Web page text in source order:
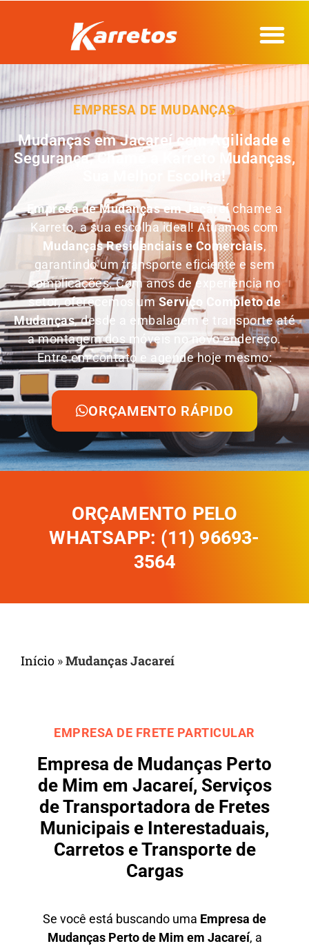
EMPRESA DE MUDANÇAS
Mudanças em Jacareí com Agilidade e
Segurança, Chame a Karreto Mudanças,
Sua Melhor Escolha!
Empresa de Mudanças emJacareíchame a
Karreto, a sua escolha ideal! Atuamos com
Mudanças Residenciais e Comerciais,
garantindo um transporte eficiente e sem
complicações. Com anos de experiência no
setor, oferecemos umServiço Completo de
Mudanças, desde a embalagem e transporte até
a montagem dos móveis no novo endereço.
Entre em contato e agende hoje mesmo:
ORÇAMENTO RÁPIDO
ORÇAMENTO PELO
WHATSAPP: (11) 96693-
3564
Início »Mudanças Jacareí
EMPRESA DE FRETE PARTICULAR
Empresa de Mudanças Perto
de Mim em Jacareí, Serviços
de Transportadora de Fretes
Municipais e Interestaduais,
Carretos e Transporte de
Cargas
Se você está buscando uma Empresa de
Mudanças Perto de Mim em Jacareí, a